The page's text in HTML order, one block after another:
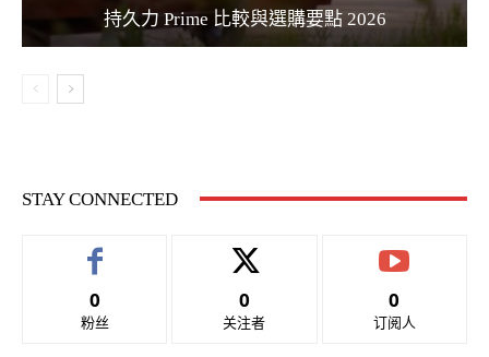
持久力 Prime 比較與選購要點 2026
STAY CONNECTED
0
粉丝
0
关注者
0
订阅人